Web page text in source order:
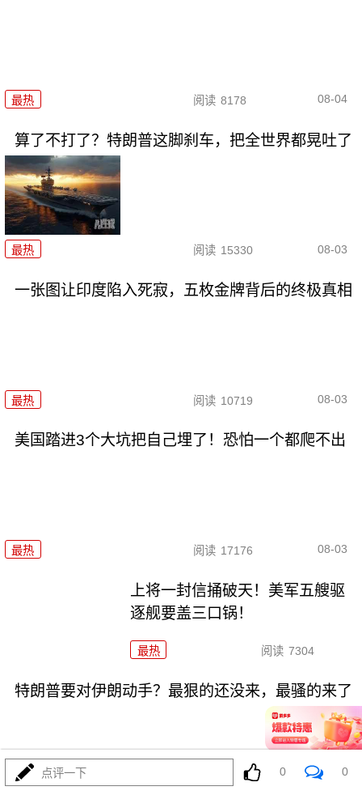
最热 阅读 8178 08-04
算了不打了？特朗普这脚刹车，把全世界都晃吐了
最热 阅读 15330 08-03
一张图让印度陷入死寂，五枚金牌背后的终极真相
最热 阅读 10719 08-03
美国踏进3个大坑把自己埋了！恐怕一个都爬不出
最热 阅读 17176 08-03
上将一封信捅破天！美军五艘驱
逐舰要盖三口锅！
最热 阅读 7304
特朗普要对伊朗动手？最狠的还没来，最骚的来了
点评一下 0 0